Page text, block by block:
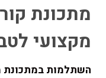
מתכונת
מקצועי
השתלמות